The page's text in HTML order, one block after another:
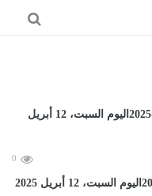
0
حظك اليوم.. توقعات الابراج الأحد 13-4-2025اليوم السبت، 12 أبريل 2025